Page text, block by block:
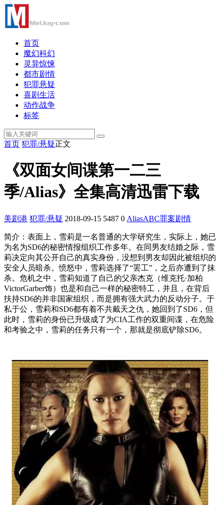
首页
魔幻科幻
灵异惊悚
都市剧情
犯罪悬疑
喜剧生活
动作战争
标签
首页 犯罪/悬疑正文
《双面女间谍第一二三
季/Alias》全集高清迅雷下载
美剧港 犯罪/悬疑 2018-09-15 5487 0 AliasABC罪案剧情
简介：表面上，雪莉是一名普通的大学研究生，实际上，她已
为名为SD6的秘密情报组织工作多年。在同男友结婚之际，雪
莉决定向其公开自己的真实身份，没想到男友却因此被组织的
安全人员暗杀。愤怒中，雪莉选择了“罢工”，之后亦遭到了抹
杀。 危机之中，雪莉知道了自己的父亲杰克（维克托·加柏
VictorGarber饰）也是和自己一样的秘密特工，并且，在背后
扶持SD6的并非国家组织，而是拥有强大武力的反动分子。于
私于公，雪莉和SD6都有着不共戴天之仇，她回到了SD6，但
此时，雪莉的身份已升级成了为CIA工作的双重间谍，在危险
和考验之中，雪莉的任务只有一个，那就是彻底铲除SD6。